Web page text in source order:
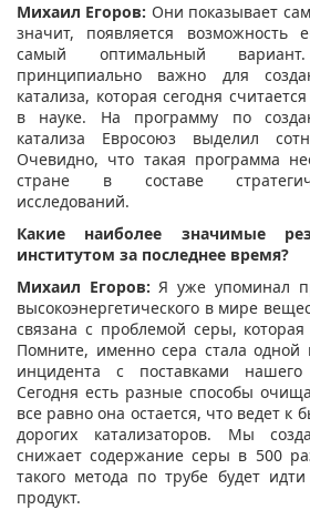
Михаил Егоров: Они показывает
значит, появляется возможность
самый оптимальный
принципиально важно для
катализа, которая сегодня
в науке. На программу по
катализа Евросоюз выделил
Очевидно, что такая программа
стране в составе
исследований.
Какие наиболее значимые
институтом за последнее время?
Михаил Егоров: Я уже упоминал
высокоэнергетического в мире
связана с проблемой серы,
Помните, именно сера стала одной
инцидента с поставками
Сегодня есть разные способы
все равно она остается, что ведет к
дорогих катализаторов. Мы
снижает содержание серы в 500
такого метода по трубе будет
продукт.